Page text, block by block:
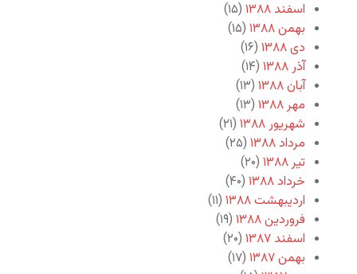
اسفند ۱۳۸۸
(۱۵)
بهمن ۱۳۸۸
(۱۵)
دی ۱۳۸۸
(۱۶)
آذر ۱۳۸۸
(۱۴)
آبان ۱۳۸۸
(۱۳)
مهر ۱۳۸۸
(۱۳)
شهریور ۱۳۸۸
(۲۱)
مرداد ۱۳۸۸
(۲۵)
تیر ۱۳۸۸
(۲۰)
خرداد ۱۳۸۸
(۴۰)
اردیبهشت ۱۳۸۸
(۱۱)
فروردین ۱۳۸۸
(۱۹)
اسفند ۱۳۸۷
(۲۰)
بهمن ۱۳۸۷
(۱۷)